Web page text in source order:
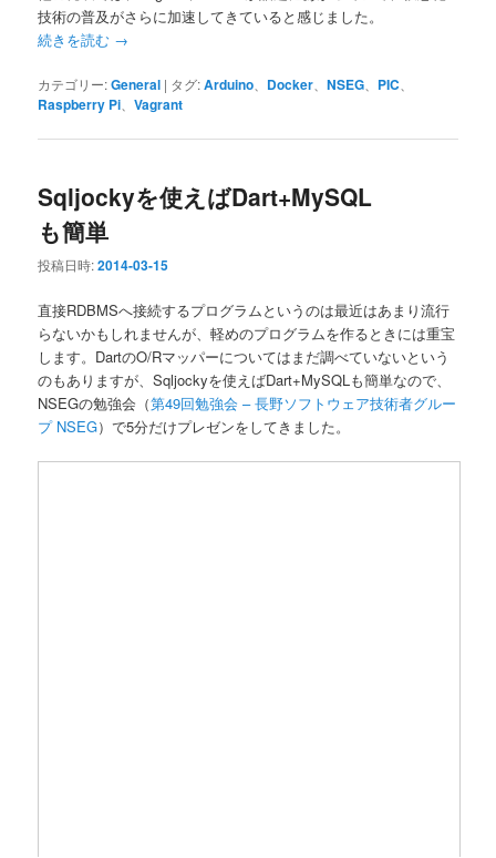
技術の普及がさらに加速してきていると感じました。
続きを読む →
カテゴリー:General | タグ:Arduino、 Docker、NSEG、 PIC、
Raspberry Pi、Vagrant
Sqljockyを使えばDart+MySQL
も簡単
投稿日時:2014-03-15
直接RDBMSへ接続するプログラムというのは最近はあまり流行
らないかもしれませんが、軽めのプログラムを作るときには重宝
します。DartのO/Rマッパーについてはまだ調べていないという
のもありますが、Sqljockyを使えばDart+MySQLも簡単なので、
NSEGの勉強会（第49回勉強会 – 長野ソフトウェア技術者グルー
プ NSEG）で5分だけプレゼンをしてきました。